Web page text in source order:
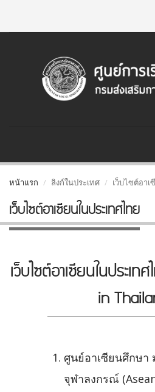
หน้าแรก ลิงก์ในประเทศ เว็บไซต์อา
เว็บไซต์อาเซียนในประเทศไทย
เว็บไซต์อาเซียนในประเ
in
ศูนย์อาเซียนศึกษา
จุฬาลงกรณ์